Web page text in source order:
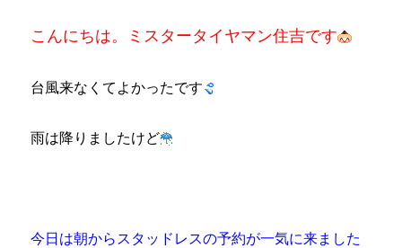
こんにちは。ミスタータイヤマン住吉です
台風来なくてよかったです
雨は降りましたけど
今日は朝からスタッドレスの予約が一気に来ました